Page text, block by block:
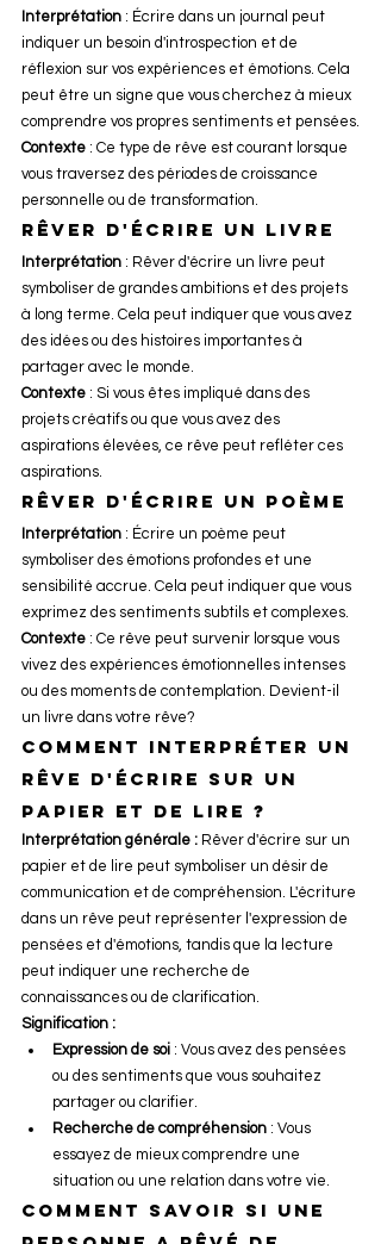
Interprétation : Écrire dans un journal peut
indiquer un besoin d'introspection et de
réflexion sur vos expériences et émotions. Cela
peut être un signe que vous cherchez à mieux
comprendre vos propres sentiments et pensées.
Contexte : Ce type de rêve est courant lorsque
vous traversez des périodes de croissance
personnelle ou de transformation.
Rêver d'écrire un livre
Interprétation : Rêver d'écrire un livre peut
symboliser de grandes ambitions et des projets
à long terme. Cela peut indiquer que vous avez
des idées ou des histoires importantes à
partager avec le monde.
Contexte : Si vous êtes impliqué dans des
projets créatifs ou que vous avez des
aspirations élevées, ce rêve peut refléter ces
aspirations.
Rêver d'écrire un poème
Interprétation : Écrire un poème peut
symboliser des émotions profondes et une
sensibilité accrue. Cela peut indiquer que vous
exprimez des sentiments subtils et complexes.
Contexte : Ce rêve peut survenir lorsque vous
vivez des expériences émotionnelles intenses
ou des moments de contemplation. Devient-il
un livre dans votre rêve?
Comment interpréter un
rêve d'écrire sur un
papier et de lire ?
Interprétation générale : Rêver d'écrire sur un
papier et de lire peut symboliser un désir de
communication et de compréhension. L'écriture
dans un rêve peut représenter l'expression de
pensées et d'émotions, tandis que la lecture
peut indiquer une recherche de
connaissances ou de clarification.
Signification :
Expression de soi : Vous avez des pensées
ou des sentiments que vous souhaitez
partager ou clarifier.
Recherche de compréhension : Vous
essayez de mieux comprendre une
situation ou une relation dans votre vie.
Comment savoir si une